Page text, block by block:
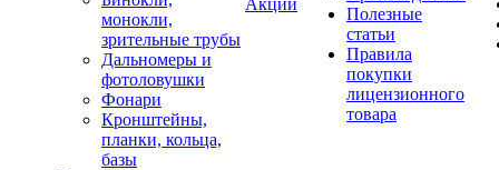
монокли,
зрительные трубы
Дальномеры и
фотоловушки
Фонари
Кронштейны,
планки, кольца,
базы
Акции
Полезные
статьи
Правила
покупки
лицензионного
товара